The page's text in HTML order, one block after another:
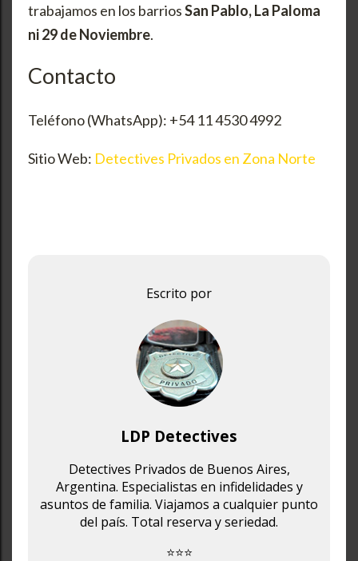
trabajamos en los barriosSan Pablo, La Paloma
ni 29 de Noviembre.
Contacto
Teléfono (WhatsApp): +54 11 4530 4992
Sitio Web: Detectives Privados en Zona Norte
Escrito por
LDP Detectives
Detectives Privados de Buenos Aires,
Argentina. Especialistas en infidelidades y
asuntos de familia. Viajamos a cualquier punto
del país. Total reserva y seriedad.
⭐⭐⭐